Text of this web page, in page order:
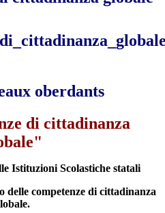
di cittadinanza
Istituzioni Scolastiche statali
delle competenze di cittadinanza
.